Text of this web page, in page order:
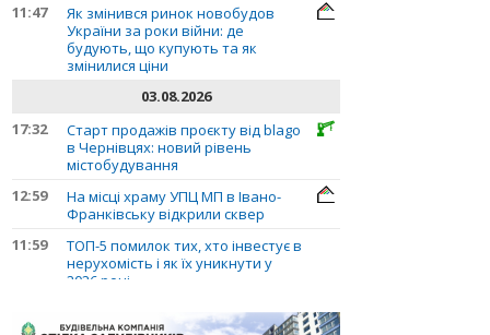
11:47
Як змінився ринок новобудов
України за роки війни: де
будують, що купують та як
змінилися ціни
03.08.2026
17:32
Старт продажів проєкту від blago
в Чернівцях: новий рівень
містобудування
12:59
На місці храму УПЦ МП в Івано-
Франківську відкрили сквер
11:59
ТОП-5 помилок тих, хто інвестує в
нерухомість і як їх уникнути у
2026 році
Планування, перевірені досвідом